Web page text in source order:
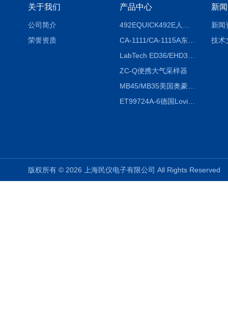
关于我们
公司简介
荣誉资质
产品中心
CA-1111/CA-1115A东京理化EYELA CA-1111/CA-1115A冷却水循环装置
ZC-Q便携大气采样器
MB45/MB35美国奥豪斯OHAUS MB45/MB35卤素红外水分测定仪
ET99724A-6德国Lovibond ET99724A-6微电脑BOD测定仪
新
新闻
技术
版权所有 © 2026 上海民仪电子有限公司 All Rights